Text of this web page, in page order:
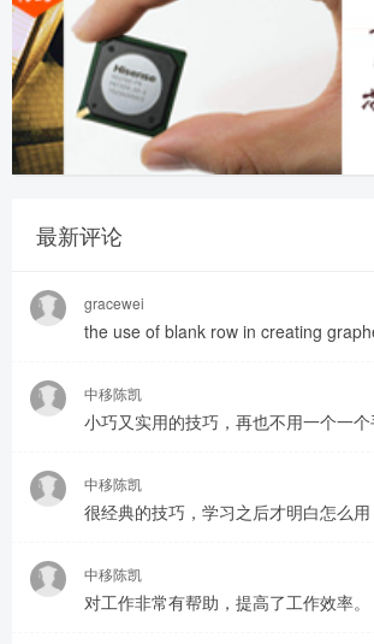
最新评论
gracewei
the use of blank row in creating
中移陈凯
小巧又实用的技巧，再也不用一个一个
中移陈凯
很经典的技巧，学习之后才明白怎么用
中移陈凯
对工作非常有帮助，提高了工作效率。